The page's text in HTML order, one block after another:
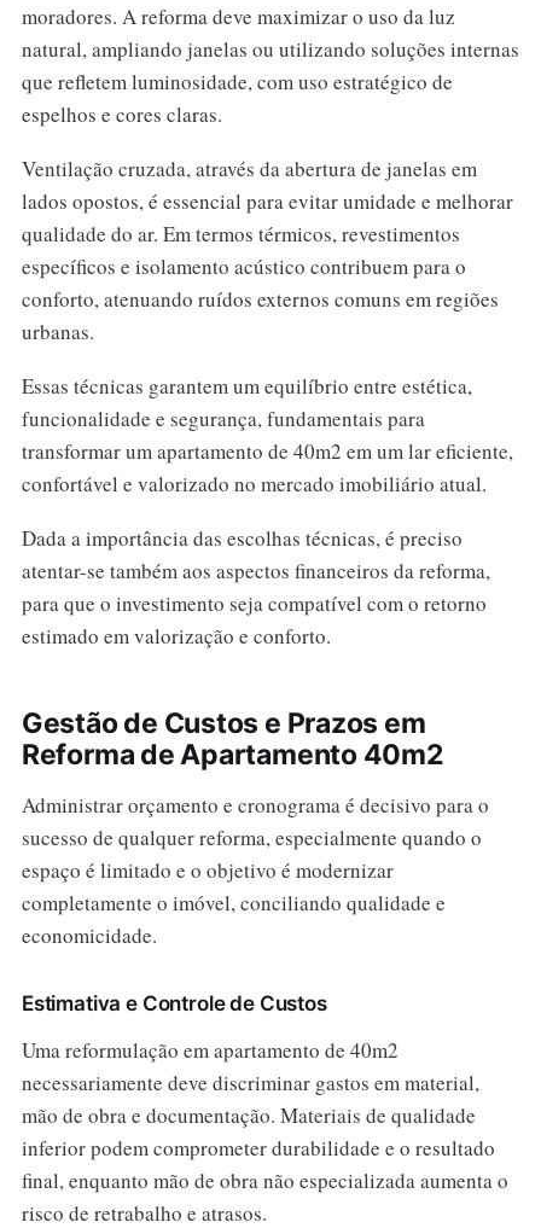
moradores. A reforma deve maximizar o uso da luz
natural, ampliando janelas ou utilizando soluções internas
que refletem luminosidade, com uso estratégico de
espelhos e cores claras.
Ventilação cruzada, através da abertura de janelas em
lados opostos, é essencial para evitar umidade e melhorar
qualidade do ar. Em termos térmicos, revestimentos
específicos e isolamento acústico contribuem para o
conforto, atenuando ruídos externos comuns em regiões
urbanas.
Essas técnicas garantem um equilíbrio entre estética,
funcionalidade e segurança, fundamentais para
transformar um apartamento de 40m2 em um lar eficiente,
confortável e valorizado no mercado imobiliário atual.
Dada a importância das escolhas técnicas, é preciso
atentar-se também aos aspectos financeiros da reforma,
para que o investimento seja compatível com o retorno
estimado em valorização e conforto.
Gestão de Custos e Prazos em
Reforma de Apartamento 40m2
Administrar orçamento e cronograma é decisivo para o
sucesso de qualquer reforma, especialmente quando o
espaço é limitado e o objetivo é modernizar
completamente o imóvel, conciliando qualidade e
economicidade.
Estimativa e Controle de Custos
Uma reformulação em apartamento de 40m2
necessariamente deve discriminar gastos em material,
mão de obra e documentação. Materiais de qualidade
inferior podem comprometer durabilidade e o resultado
final, enquanto mão de obra não especializada aumenta o
risco de retrabalho e atrasos.